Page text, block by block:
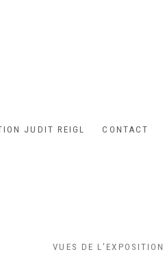
JUDIT REIGL CONTACT
VUES DE L'EXPOSITION